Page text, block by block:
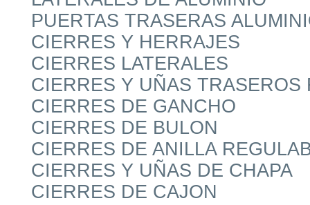
PUERTAS TRASERAS
CIERRES Y HERRAJES
CIERRES LATERALES
CIERRES Y UÑAS TRASEROS
CIERRES DE GANCHO
CIERRES DE BULON
CIERRES DE ANILLA
CIERRES Y UÑAS DE CHAPA
CIERRES DE CAJON